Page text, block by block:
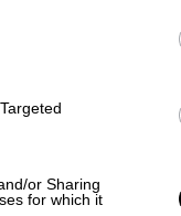
or Sharing
for which it
πρόεδρος
που
της